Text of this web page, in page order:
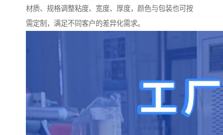
材质、规格调整粘度、宽度、厚度，颜色与包装也可按
需定制，满足不同客户的差异化需求。